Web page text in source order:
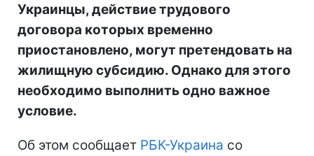
Украинцы, действие трудового
договора которых временно
приостановлено, могут претендовать на
жилищную субсидию. Однако для этого
необходимо выполнить одно важное
условие.
Об этом сообщает РБК-Украина со